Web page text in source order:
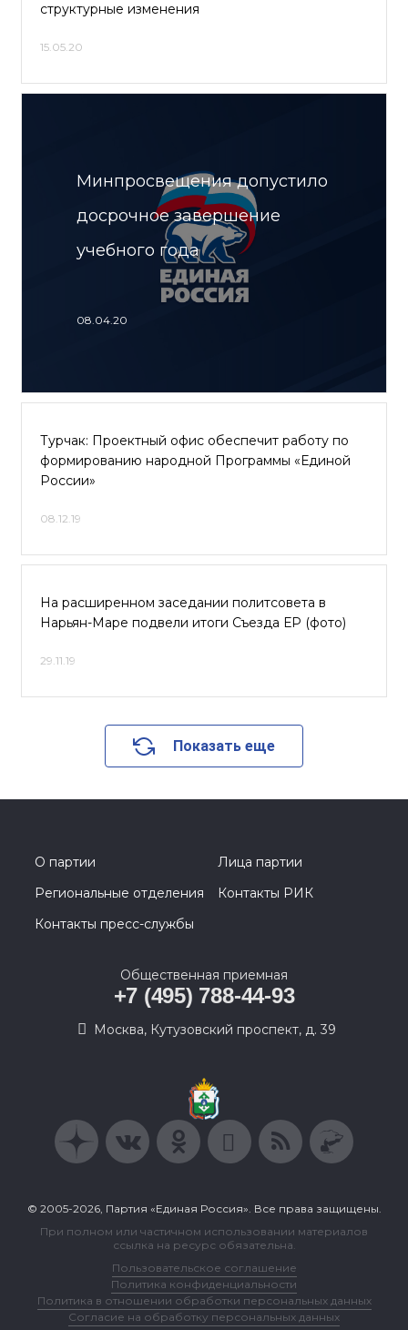
структурные изменения
15.05.20
Минпросвещения допустило
досрочное завершение
учебного года
08.04.20
Турчак: Проектный офис обеспечит работу по
формированию народной Программы «Единой
России»
08.12.19
На расширенном заседании политсовета в
Нарьян-Маре подвели итоги Съезда ЕР (фото)
29.11.19
Показать еще
О партии
Лица партии
Региональные отделения
Контакты РИК
Контакты пресс-службы
Общественная приемная
+7 (495) 788-44-93
Москва, Кутузовский проспект, д. 39
© 2005-2026, Партия «Единая Россия». Все права защищены.
При полном или частичном использовании материалов
ссылка на ресурс обязательна.
Пользовательское соглашение
Политика конфиденциальности
Политика в отношении обработки персональных данных
Согласие на обработку персональных данных